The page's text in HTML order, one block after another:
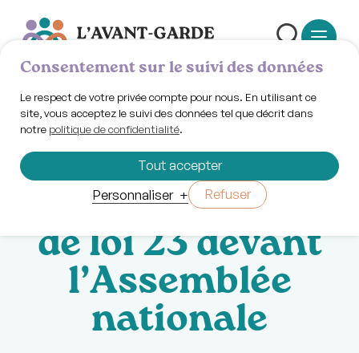
Mardi 2 juin 2026 | 14h00
Manifestation
contre le projet
de loi 23 devant
l’Assemblée
nationale
Consentement sur le suivi des données
Le respect de votre privée compte pour nous. En utilisant ce
site, vous acceptez le suivi des données tel que décrit dans
notre politique de confidentialité.
Personnaliser + Refuser
Tout accepter